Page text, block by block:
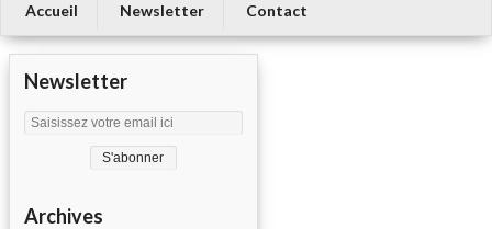
Accueil Newsletter Contact
Newsletter
Archives